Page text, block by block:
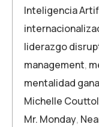
Inteligencia
liderazgo
management,
mentalidad
Michelle
Mr. Monday,